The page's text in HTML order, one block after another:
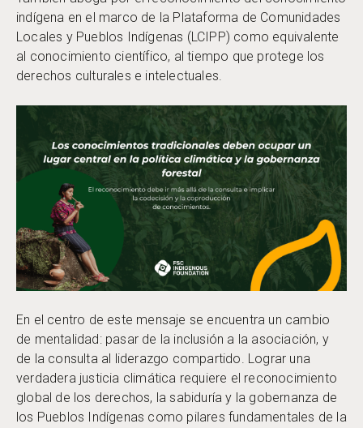
indígena en el marco de la Plataforma de Comunidades
Locales y Pueblos Indígenas (LCIPP) como equivalente
al conocimiento científico, al tiempo que protege los
derechos culturales e intelectuales.
En el centro de este mensaje se encuentra un cambio
de mentalidad: pasar de la inclusión a la asociación, y
de la consulta al liderazgo compartido. Lograr una
verdadera justicia climática requiere el reconocimiento
global de los derechos, la sabiduría y la gobernanza de
los Pueblos Indígenas como pilares fundamentales de la